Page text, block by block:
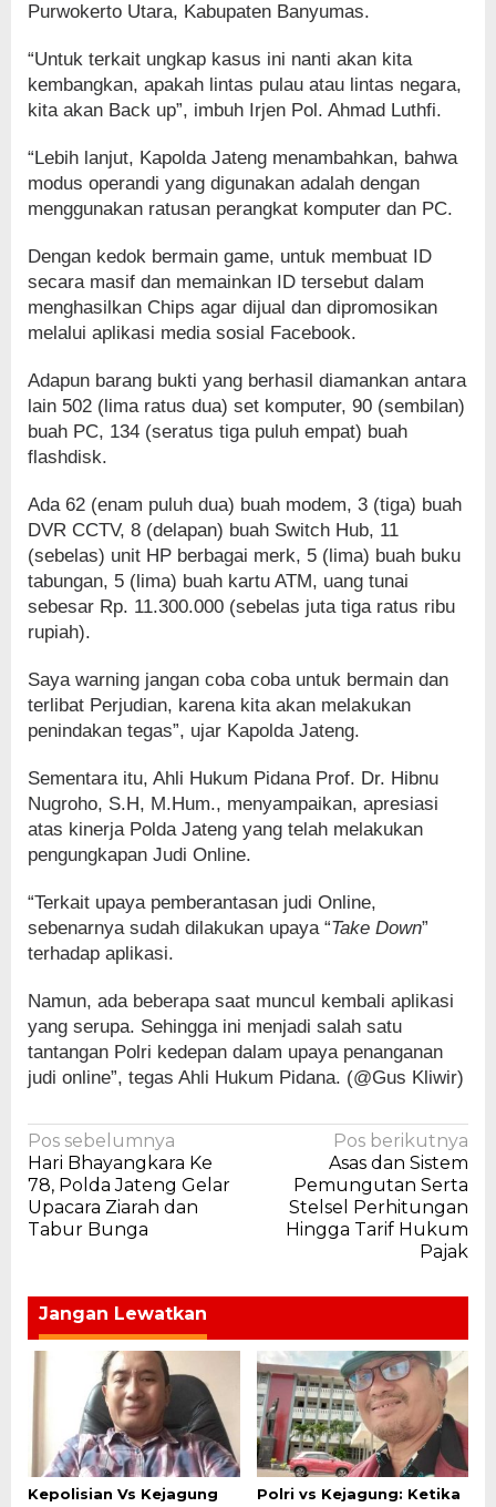
Purwokerto Utara, Kabupaten Banyumas.
“Untuk terkait ungkap kasus ini nanti akan kita
kembangkan, apakah lintas pulau atau lintas negara,
kita akan Back up”, imbuh Irjen Pol. Ahmad Luthfi.
“Lebih lanjut, Kapolda Jateng menambahkan, bahwa
modus operandi yang digunakan adalah dengan
menggunakan ratusan perangkat komputer dan PC.
Dengan kedok bermain game, untuk membuat ID
secara masif dan memainkan ID tersebut dalam
menghasilkan Chips agar dijual dan dipromosikan
melalui aplikasi media sosial Facebook.
Adapun barang bukti yang berhasil diamankan antara
lain 502 (lima ratus dua) set komputer, 90 (sembilan)
buah PC, 134 (seratus tiga puluh empat) buah
flashdisk.
Ada 62 (enam puluh dua) buah modem, 3 (tiga) buah
DVR CCTV, 8 (delapan) buah Switch Hub, 11
(sebelas) unit HP berbagai merk, 5 (lima) buah buku
tabungan, 5 (lima) buah kartu ATM, uang tunai
sebesar Rp. 11.300.000 (sebelas juta tiga ratus ribu
rupiah).
Saya warning jangan coba coba untuk bermain dan
terlibat Perjudian, karena kita akan melakukan
penindakan tegas”, ujar Kapolda Jateng.
Sementara itu, Ahli Hukum Pidana Prof. Dr. Hibnu
Nugroho, S.H, M.Hum., menyampaikan, apresiasi
atas kinerja Polda Jateng yang telah melakukan
pengungkapan Judi Online.
“Terkait upaya pemberantasan judi Online,
sebenarnya sudah dilakukan upaya “Take Down”
terhadap aplikasi.
Namun, ada beberapa saat muncul kembali aplikasi
yang serupa. Sehingga ini menjadi salah satu
tantangan Polri kedepan dalam upaya penanganan
judi online”, tegas Ahli Hukum Pidana. (@Gus Kliwir)
Navigasi
pos
Pos sebelumnya
Hari Bhayangkara Ke
78, Polda Jateng Gelar
Upacara Ziarah dan
Tabur Bunga
Pos berikutnya
Asas dan Sistem
Pemungutan Serta
Stelsel Perhitungan
Hingga Tarif Hukum
Pajak
Jangan Lewatkan
Kepolisian Vs Kejagung Polri vs Kejagung: Ketika